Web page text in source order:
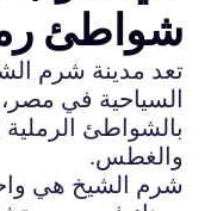
شواطئ
تعد مدينة شرم
السياحية في
بالشواطئ
والغطس.
شرم الشيخ هي